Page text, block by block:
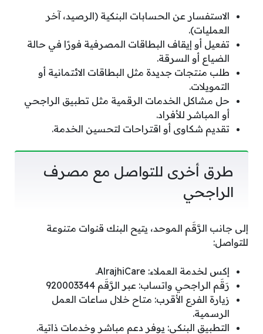
الاستفسار عن الحسابات البنكية (الرصيد، آخر
العمليات).
تفعيل أو إيقاف البطاقات المصرفية فورًا في حالة
الضياع أو السرقة.
طلب منتجات جديدة مثل البطاقات الائتمانية أو
التمويلات.
حل مشاكل الخدمات الرقمية مثل تطبيق الراجحي
أو المباشر للأفراد.
تقديم شكاوى أو اقتراحات لتحسين الخدمة.
طرق أخرى للتواصل مع مصرف
الراجحي
إلى جانب الرَّقَم الموحد، يتيح البنك قنوات متنوعة
للتواصل:
إكس لخدمة العملاء: AlrajhiCare.
رَقَم الراجحي واتساب: عبر الرَّقَم 920003344
زيارة الفرع الأقرب: متاح خلال ساعات العمل
الرسمية.
التطبيق البنكي: يوفر دعم مباشر وخدمات ذاتية.